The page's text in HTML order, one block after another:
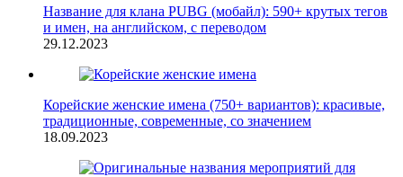
Название для клана PUBG (мобайл): 590+ крутых тегов
и имен, на английском, с переводом
29.12.2023
Корейские женские имена (750+ вариантов): красивые,
традиционные, современные, со значением
18.09.2023